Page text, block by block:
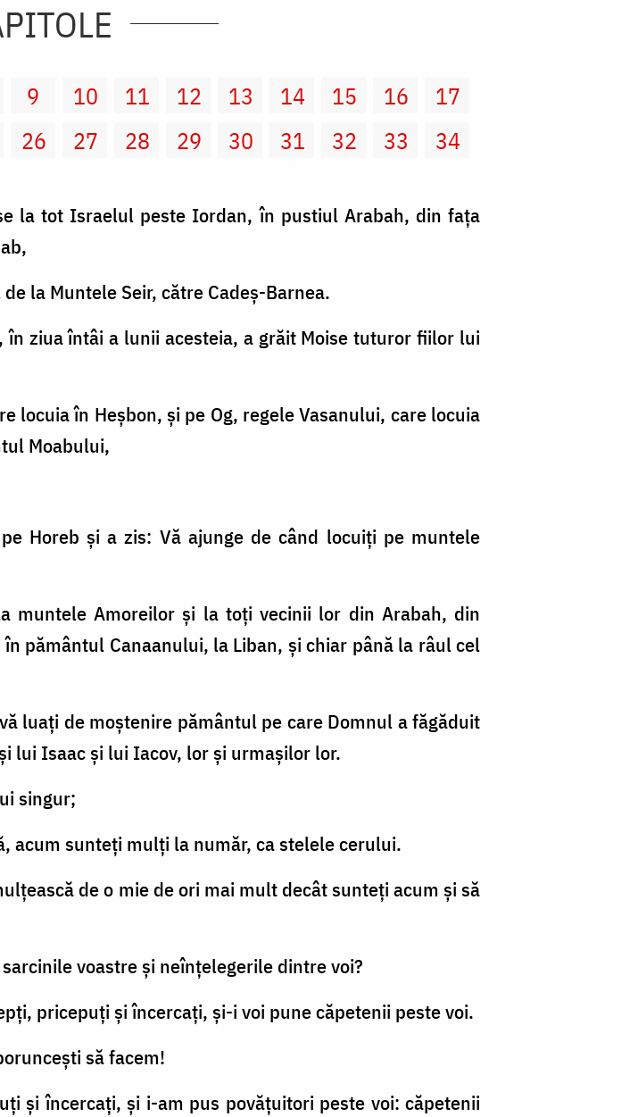
9 10 11 12 13 14 15 16
17
26 27 28 29 30 31 32 33 34
la tot Israelul peste Iordan, în pustiul Arabah, din faţa
la Muntele Seir, către Cadeş-Barnea.
ziua întâi a lunii acesteia, a grăit Moise tuturor fiilor lui
locuia în Heşbon, şi pe Og, regele Vasanului, care locuia
Moabului,
Horeb şi a zis: Vă ajunge de când locuiţi pe muntele
muntele Amoreilor şi la toţi vecinii lor din Arabah, din
pământul Canaanului, la Liban, şi chiar până la râul cel
luaţi de moştenire pământul pe care Domnul a făgăduit
lui Isaac şi lui Iacov, lor şi urmaşilor lor.
singur;
acum sunteţi mulţi la număr, ca stelele cerului.
de o mie de ori mai mult decât sunteţi acum şi să
voastre şi neînţelegerile dintre voi?
pricepuţi şi încercaţi, şi-i voi pune căpetenii peste voi.
să facem!
şi încercaţi, şi i-am pus povăţuitori peste voi: căpetenii